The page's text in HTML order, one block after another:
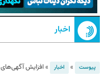
اخبار
پیوست » اخبار » افزایش آگهی‌های